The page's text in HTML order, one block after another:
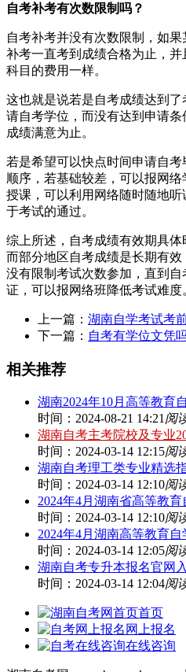
自考补考有次数限制吗？
自考补考并没有次数限制，如
补考一直考到成绩合格为止，
科目的费用一样。
这也就是说若是自考成绩达到
请自考学位，而没有达到申请
成绩满意为止。
若是希望可以快点时间申请自
顺序，若基础较差，可以报网
授课，可以利用网络随时随地
于考试的通过。
综上所述，自考成绩有效期具体
而部分地区自考成绩是长期有
没有限制考试次数参加，直到
证，可以报网络班降低考试难度
上一篇： 湖南自学考试考
下一篇： 自考有学位文凭
相关推荐
湖南2024年10月高等教育
时间：2024-08-21 14:21 阅
湖南自考主考院校及专业
时间：2024-03-14 12:15阅
湖南自考理工类专业精选
时间：2024-03-14 12:10阅
2024年4月湖南省高等教
时间：2024-03-14 12:10阅
2024年4月湖南高等教育自
时间：2024-03-14 12:05阅
湖南自考专升本报名官网
时间：2024-03-14 12:04阅
首页
网上报名
在线咨询